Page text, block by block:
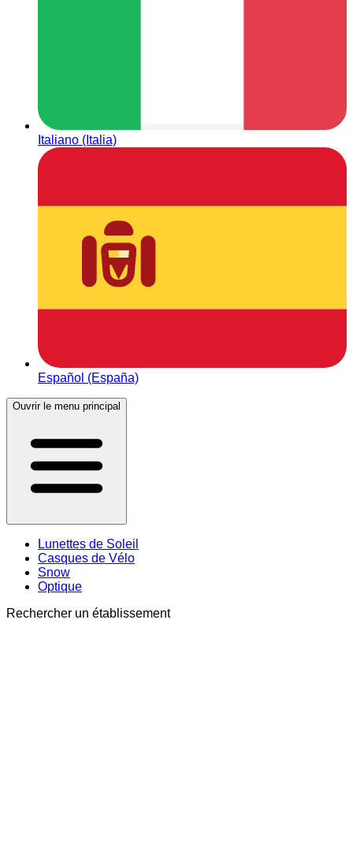
Italiano (Italia)
Español (España)
Ouvrir le menu principal
Lunettes de Soleil
Casques de Vélo
Snow
Optique
Rechercher un établissement